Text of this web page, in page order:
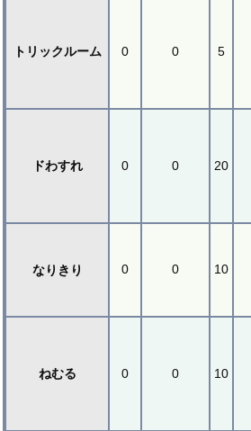
トリックルーム 0 0 5
ドわすれ 0 0 20
なりきり 0 0 10
ねむる 0 0 10